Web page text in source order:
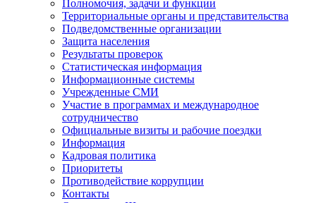
Полномочия, задачи и функции
Территориальные органы и представительства
Подведомственные организации
Защита населения
Результаты проверок
Статистическая информация
Информационные системы
Учрежденные СМИ
Участие в программах и международное
сотрудничество
Официальные визиты и рабочие поездки
Информация
Кадровая политика
Приоритеты
Противодействие коррупции
Контакты